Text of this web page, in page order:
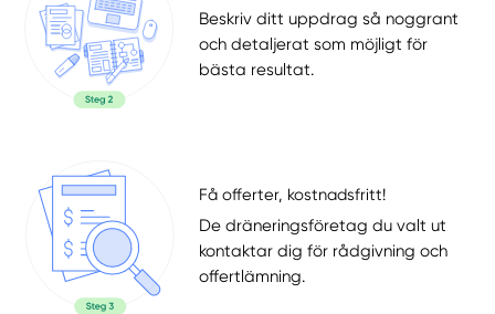
Beskriv ditt uppdrag så noggrant
och detaljerat som möjligt för
bästa resultat.
Få offerter, kostnadsfritt!
De dräneringsföretag du valt ut
kontaktar dig för rådgivning och
offertlämning.